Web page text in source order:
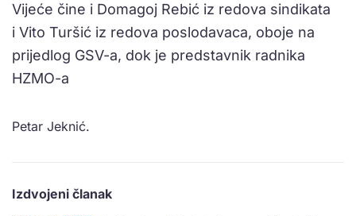
Vijeće čine i Domagoj Rebić iz redova sindikata
i Vito Turšić​ iz redova poslodavaca, oboje na
prijedlog GSV-a, dok je predstavnik radnika
HZMO-a
Petar Jeknić.
Izdvojeni članak